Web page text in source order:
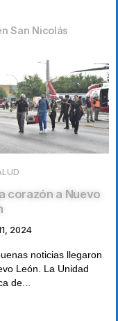
San Nicolás
corazón a Nuevo
2024
noticias llegaron
León. La Unidad
de...